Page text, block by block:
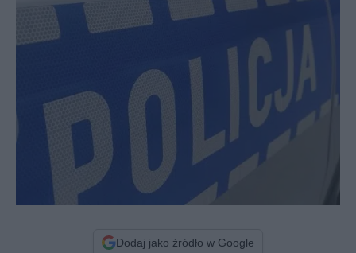
Dodaj jako źródło w Google